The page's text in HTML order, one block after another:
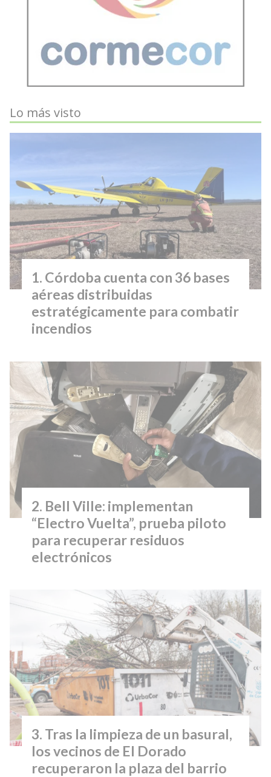
Lo más visto
Córdoba cuenta con 36 bases
aéreas distribuidas
estratégicamente para combatir
incendios
Bell Ville: implementan
“Electro Vuelta”, prueba piloto
para recuperar residuos
electrónicos
Tras la limpieza de un basural,
los vecinos de El Dorado
recuperaron la plaza del barrio